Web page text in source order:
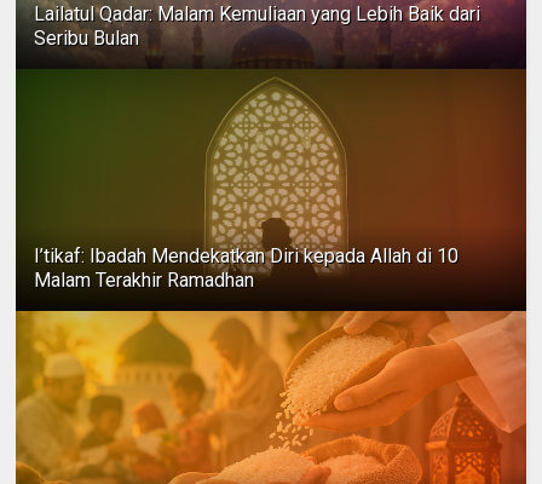
Lailatul Qadar: Malam Kemuliaan yang Lebih Baik dari
Seribu Bulan
I’tikaf: Ibadah Mendekatkan Diri kepada Allah di 10
Malam Terakhir Ramadhan